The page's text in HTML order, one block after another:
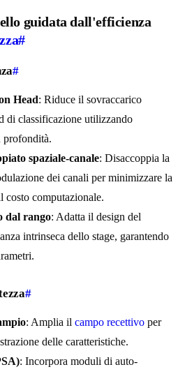
guidata dall'efficienza
#
#
Head: Riduce il sovraccarico
di classificazione utilizzando
profondità.
spaziale-canale: Disaccoppia la
dei canali per minimizzare la
computazionale.
dal rango: Adatta il design del
intrinseca dello stage, garantendo
#
: Amplia il campo recettivo per
delle caratteristiche.
: Incorpora moduli di auto-